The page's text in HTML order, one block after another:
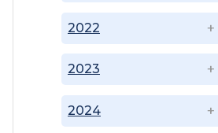
2022
2023
2024